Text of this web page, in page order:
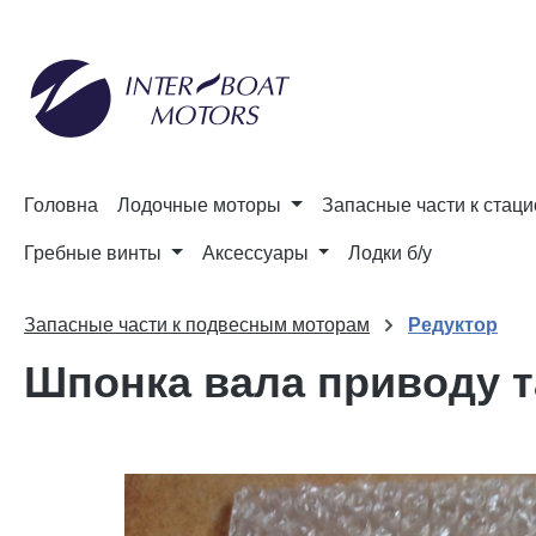
Головна Лодочные моторы Запасные части к
Гребные винты Аксессуары Лодки б/у
Запасные части к подвесным моторам Редуктор
Шпонка вала приводу
Пропустити галерею зображень